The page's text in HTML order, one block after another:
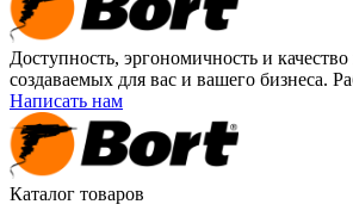
Доступность, эргономичность и
создаваемых для вас и вашего бизнеса.
Написать нам
Каталог товаров